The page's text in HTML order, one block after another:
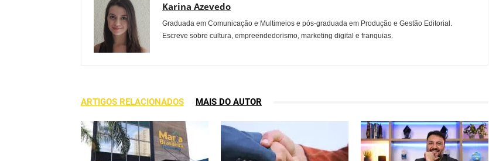
Karina Azevedo
Graduada em Comunicação e Multimeios e pós-graduada em Produção e Gestão Editorial.
Escreve sobre cultura, empreendedorismo, marketing digital e franquias.
ARTIGOS RELACIONADOS MAIS DO AUTOR